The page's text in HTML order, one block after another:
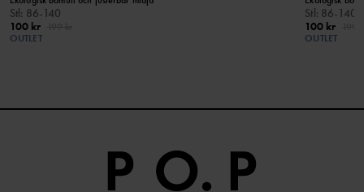
Stl : 86-140
100 kr
OUTLET
Stl : 86-140
100 kr
OUTLET